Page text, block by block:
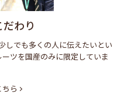
わり
しでも多くの人に伝えたいとい
ツを国産のみに限定していま
ら